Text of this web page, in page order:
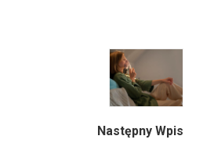
Następny Wpis